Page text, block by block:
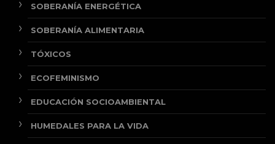
SOBERANÍA ENERGÉTICA
SOBERANÍA ALIMENTARIA
TÓXICOS
ECOFEMINISMO
EDUCACIÓN SOCIOAMBIENTAL
HUMEDALES PARA LA VIDA